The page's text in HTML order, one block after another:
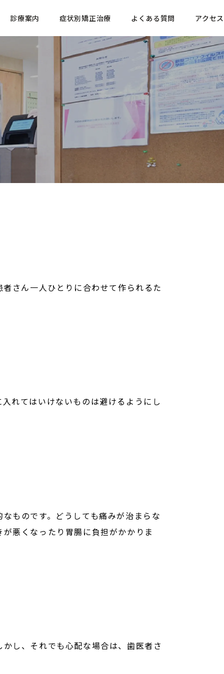
診療案内 症状別矯正治療 よくある質問 アクセス
さん一人ひとりに合わせて作られるた
れてはいけないものは避けるようにし
ものです。どうしても痛みが治まらな
悪くなったり胃腸に負担がかかりま
し、それでも心配な場合は、歯医者さ